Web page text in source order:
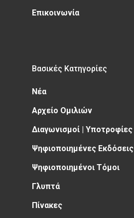
Επικοινωνία
Βασικές Κατηγορίες
Νέα
Αρχείο Ομιλιών
Διαγωνισμοί | Υποτροφίες
Ψηφιοποιημένες Εκδόσεις
Ψηφιοποιημένοι Τόμοι
Γλυπτά
Πίνακες